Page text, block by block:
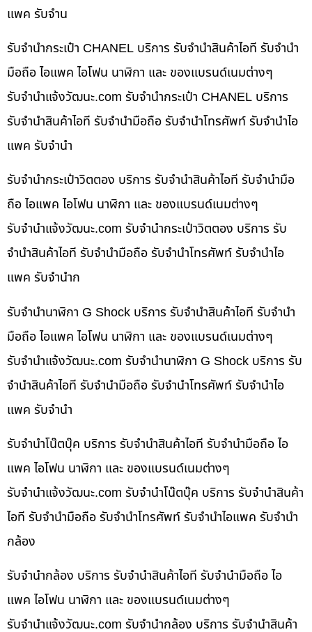
แพค รับจำน
รับจำนำกระเป๋า CHANEL บริการ รับจำนำสินค้าไอที รับจำนำ
มือถือ ไอแพค ไอโฟน นาฬิกา และ ของแบรนด์เนมต่างๆ
รับจํานําแจ้งวัฒนะ.com รับจำนำกระเป๋า CHANEL บริการ
รับจำนำสินค้าไอที รับจำนำมือถือ รับจำนำโทรศัพท์ รับจำนำไอ
แพค รับจำนำ
รับจำนำกระเป๋าวิตตอง บริการ รับจำนำสินค้าไอที รับจำนำมือ
ถือ ไอแพค ไอโฟน นาฬิกา และ ของแบรนด์เนมต่างๆ
รับจํานําแจ้งวัฒนะ.com รับจำนำกระเป๋าวิตตอง บริการ รับ
จำนำสินค้าไอที รับจำนำมือถือ รับจำนำโทรศัพท์ รับจำนำไอ
แพค รับจำนำก
รับจำนำนาฬิกา G Shock บริการ รับจำนำสินค้าไอที รับจำนำ
มือถือ ไอแพค ไอโฟน นาฬิกา และ ของแบรนด์เนมต่างๆ
รับจํานําแจ้งวัฒนะ.com รับจำนำนาฬิกา G Shock บริการ รับ
จำนำสินค้าไอที รับจำนำมือถือ รับจำนำโทรศัพท์ รับจำนำไอ
แพค รับจำนำ
รับจำนำโน๊ตบุ๊ค บริการ รับจำนำสินค้าไอที รับจำนำมือถือ ไอ
แพค ไอโฟน นาฬิกา และ ของแบรนด์เนมต่างๆ
รับจํานําแจ้งวัฒนะ.com รับจำนำโน๊ตบุ๊ค บริการ รับจำนำสินค้า
ไอที รับจำนำมือถือ รับจำนำโทรศัพท์ รับจำนำไอแพค รับจำนำ
กล้อง
รับจำนำกล้อง บริการ รับจำนำสินค้าไอที รับจำนำมือถือ ไอ
แพค ไอโฟน นาฬิกา และ ของแบรนด์เนมต่างๆ
รับจํานําแจ้งวัฒนะ.com รับจำนำกล้อง บริการ รับจำนำสินค้า